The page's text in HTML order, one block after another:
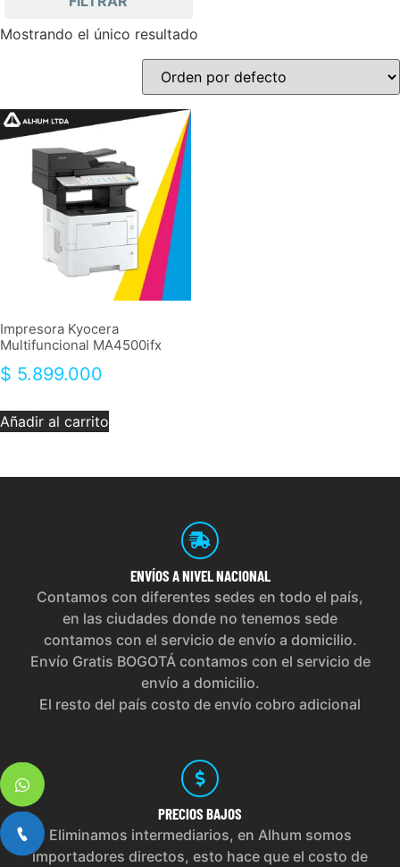
Mostrando el único resultado
Impresora Kyocera
Multifuncional MA4500ifx
$ 5.899.000
Añadir al carrito
ENVÍOS A NIVEL NACIONAL
Contamos con diferentes sedes en todo el país,
en las ciudades donde no tenemos sede
contamos con el servicio de envío a domicilio.
Envío Gratis BOGOTÁ contamos con el servicio de
envío a domicilio.
El resto del país costo de envío cobro adicional
PRECIOS BAJOS
Eliminamos intermediarios, en Alhum somos
importadores directos, esto hace que el costo de